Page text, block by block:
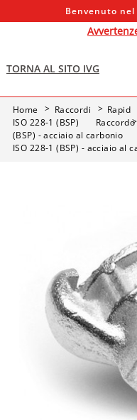
Benvenuto nel
TORNA AL SITO IVG
Home Raccordi Rapid
ISO 228-1 (BSP)
(BSP) - acciaio al carbonio
ISO 228-1 (BSP) - acciaio al